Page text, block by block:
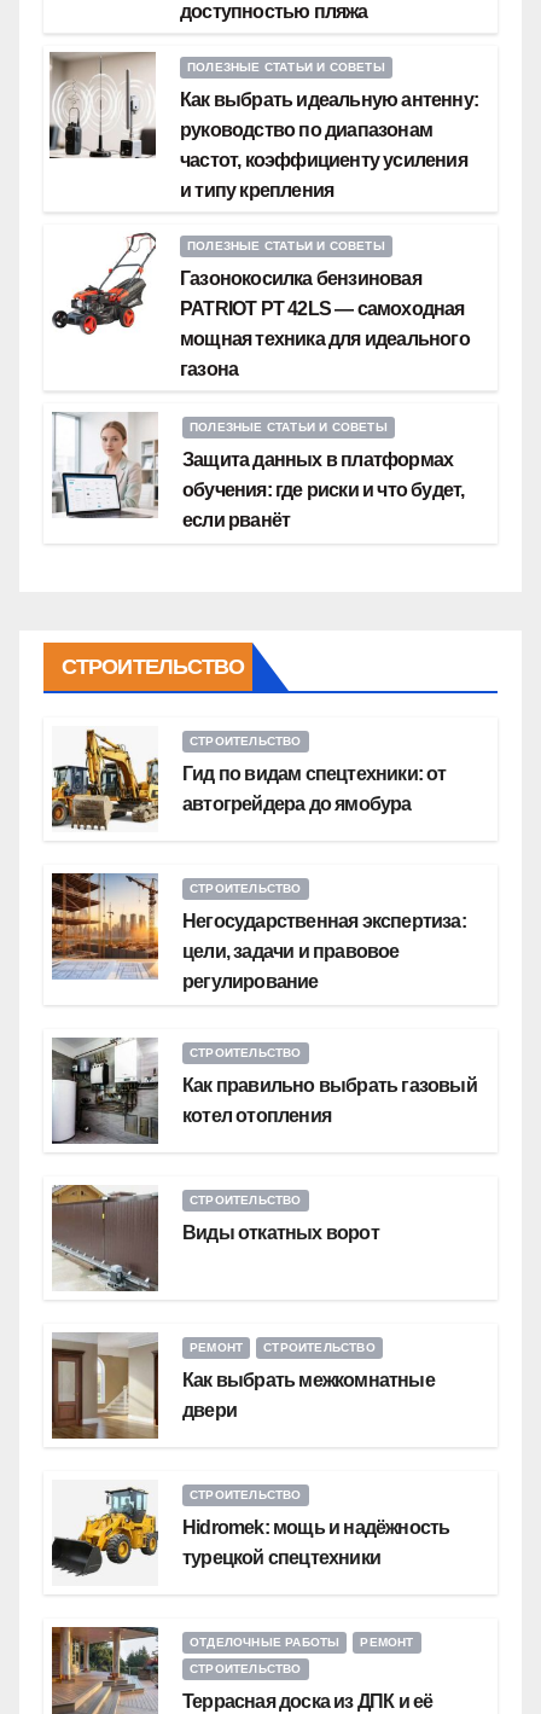
доступностью пляжа
ПОЛЕЗНЫЕ СТАТЬИ И СОВЕТЫ
Как выбрать идеальную антенну:
руководство по диапазонам
частот, коэффициенту усиления
и типу крепления
ПОЛЕЗНЫЕ СТАТЬИ И СОВЕТЫ
Газонокосилка бензиновая
PATRIOT PT 42LS — самоходная
мощная техника для идеального
газона
ПОЛЕЗНЫЕ СТАТЬИ И СОВЕТЫ
Защита данных в платформах
обучения: где риски и что будет,
если рванёт
СТРОИТЕЛЬСТВО
СТРОИТЕЛЬСТВО
Гид по видам спецтехники: от
автогрейдера до ямобура
СТРОИТЕЛЬСТВО
Негосударственная экспертиза:
цели, задачи и правовое
регулирование
СТРОИТЕЛЬСТВО
Как правильно выбрать газовый
котел отопления
СТРОИТЕЛЬСТВО
Виды откатных ворот
РЕМОНТ СТРОИТЕЛЬСТВО
Как выбрать межкомнатные
двери
СТРОИТЕЛЬСТВО
Hidromek: мощь и надёжность
турецкой спецтехники
ОТДЕЛОЧНЫЕ РАБОТЫ
РЕМОНТ
СТРОИТЕЛЬСТВО
Террасная доска из ДПК и её